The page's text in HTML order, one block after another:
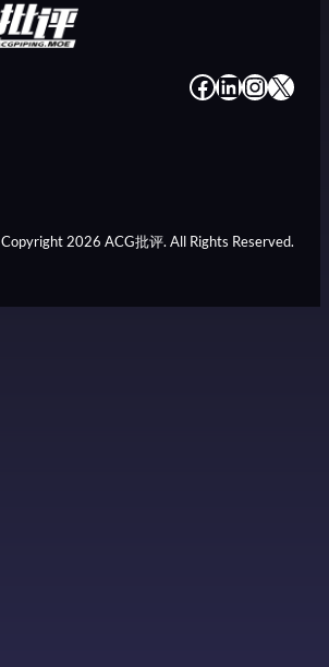
# # # #
Copyright 2026 ACG批评. All Rights Reserved.